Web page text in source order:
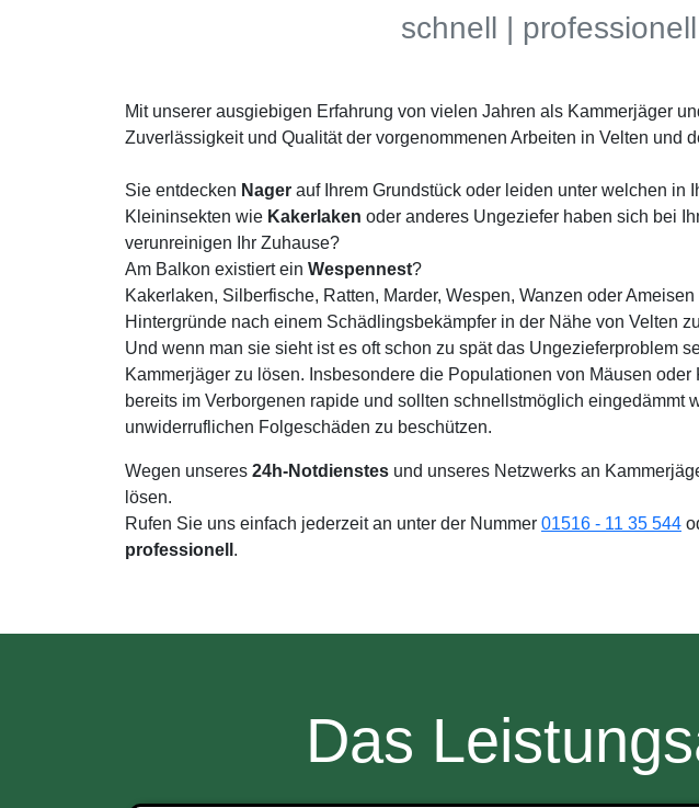
schnell |
Mit unserer ausgiebigen Erfahrung von vielen Jahren als Kammerjäger
Zuverlässigkeit und Qualität der vorgenommenen Arbeiten in Velten und
Sie entdecken Nager auf Ihrem Grundstück oder leiden unter welchen in
Kleininsekten wie Kakerlaken oder anderes Ungeziefer haben sich bei
verunreinigen Ihr Zuhause?
Am Balkon existiert ein Wespennest?
Kakerlaken, Silberfische, Ratten, Marder, Wespen, Wanzen oder
Hintergründe nach einem Schädlingsbekämpfer in der Nähe von Velten
Und wenn man sie sieht ist es oft schon zu spät das Ungezieferproblem
Kammerjäger zu lösen. Insbesondere die Populationen von Mäusen oder
bereits im Verborgenen rapide und sollten schnellstmöglich
unwiderruflichen Folgeschäden zu beschützen.
Wegen unseres 24h-Notdienstes und unseres Netzwerks an
lösen.
Rufen Sie uns einfach jederzeit an unter der Nummer 01516 - 11 35 544
professionell .
Das